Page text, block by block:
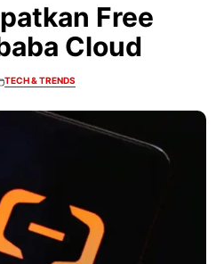
Free
Cloud
TECH & TRENDS